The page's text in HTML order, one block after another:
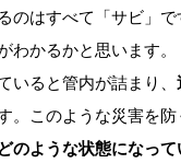
のはすべて「サビ」
わかるかと思います。
いると管内が詰まり、
。このような災害を
のような状態になって